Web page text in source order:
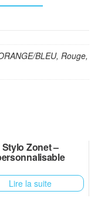
BLEU, Rouge,
Stylo Zonet –
Lire la suite